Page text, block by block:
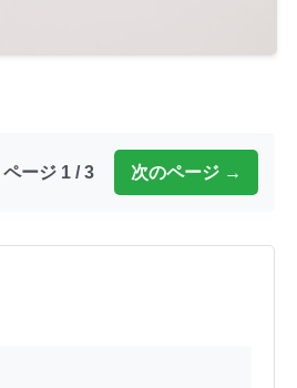
ページ 1 / 3 次のページ →